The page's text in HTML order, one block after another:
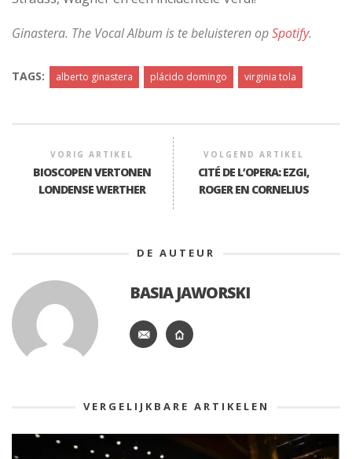
Ginastera. The Vocal Album is te beluisteren opSpotify.
TAGS: alberto ginastera plácido domingo virginia tola
VORIG ARTIKEL
BIOSCOPEN VERTONEN
LONDENSE WERTHER
VOLGEND ARTIKEL
CITÉ DE L’OPERA: EZGI,
ROGER EN CORNELIUS
DE AUTEUR
BASIA JAWORSKI
VERGELIJKBARE ARTIKELEN